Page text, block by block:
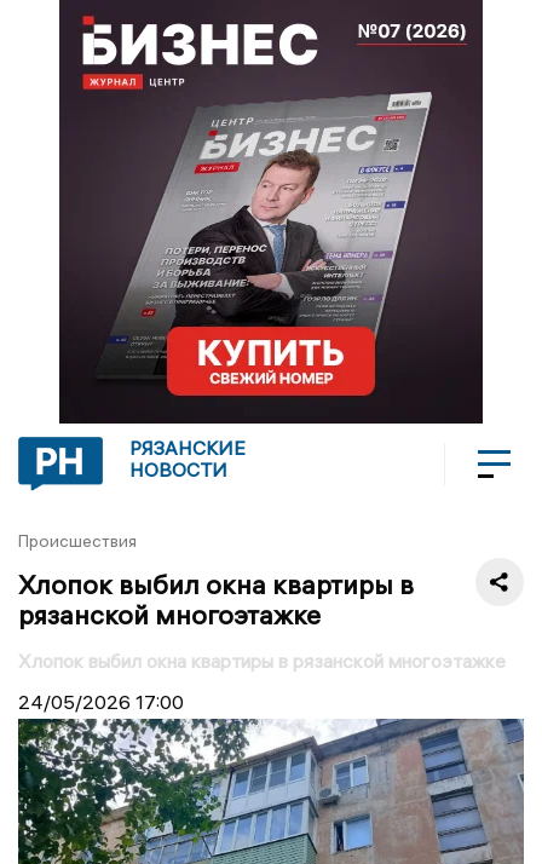
РЯЗАНСКИЕ
НОВОСТИ
Происшествия
Хлопок выбил окна квартиры в
рязанской многоэтажке
Хлопок выбил окна квартиры в рязанской многоэтажке
24/05/2026 17:00